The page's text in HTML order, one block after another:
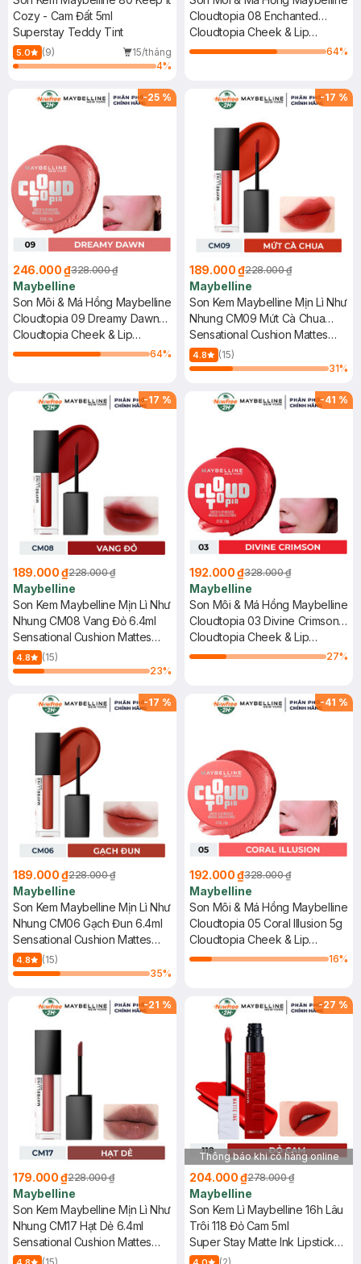
Cozy - Cam Đất 5ml
Superstay Teddy Tint
5.0 (9)
15/tháng
4%
Cloudtopia 08 Enchanted
Mauve 5g
Cloudtopia Cheek & Lip
Mousse
64%
-25 %
246.000 ₫328.000 ₫
Maybelline
Son Môi & Má Hồng Maybelline
Cloudtopia 09 Dreamy Dawn
5g
Cloudtopia Cheek & Lip
Mousse
64%
-17 %
189.000 ₫228.000 ₫
Maybelline
Son Kem Maybelline Mịn Lì Như
Nhung CM09 Mứt Cà Chua
6.4ml
Sensational Cushion Mattes
#CM09 Red Lips Society
4.8
(15)
31%
-17 %
189.000 ₫228.000 ₫
Maybelline
Son Kem Maybelline Mịn Lì Như
Nhung CM08 Vang Đỏ 6.4ml
Sensational Cushion Mattes
#CM08 Girl Who Rules
4.8
(15)
23%
-41 %
192.000 ₫328.000 ₫
Maybelline
Son Môi & Má Hồng Maybelline
Cloudtopia 03 Divine Crimson
5g
Cloudtopia Cheek & Lip
Mousse
27%
-17 %
189.000 ₫228.000 ₫
Maybelline
Son Kem Maybelline Mịn Lì Như
Nhung CM06 Gạch Đun 6.4ml
Sensational Cushion Mattes
#CM06 Urban Spice
4.8
(15)
35%
-41 %
192.000 ₫328.000 ₫
Maybelline
Son Môi & Má Hồng Maybelline
Cloudtopia 05 Coral Illusion 5g
Cloudtopia Cheek & Lip
Mousse
16%
-21 %
179.000 ₫228.000 ₫
Maybelline
Son Kem Maybelline Mịn Lì Như
Nhung CM17 Hạt Dẻ 6.4ml
Sensational Cushion Mattes
#CM17 Chestnut On The Point
-27 %
Thông báo khi có hàng online
204.000 ₫278.000 ₫
Maybelline
Son Kem Lì Maybelline 16h Lâu
Trôi 118 Đỏ Cam 5ml
Super Stay Matte Ink Lipstick
(City Edition) - 118 Dancer